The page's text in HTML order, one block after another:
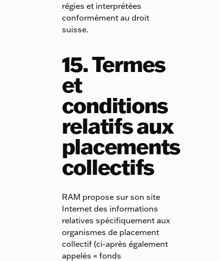
régies et interprétées
conformément au droit
suisse.
15. Termes
et
conditions
relatifs aux
placements
collectifs
RAM propose sur son site
Internet des informations
relatives spécifiquement aux
organismes de placement
collectif (ci-après également
appelés « fonds